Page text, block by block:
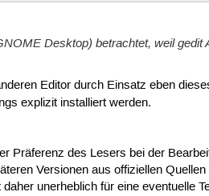
Desktop) betrachtet, weil gedit
Editor durch Einsatz eben
explizit installiert werden.
des Lesers bei der
Versionen aus offiziellen
daher unerheblich für eine eventuelle